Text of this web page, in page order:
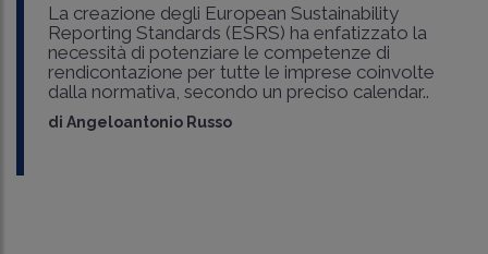
La creazione degli European Sustainability
Reporting Standards (ESRS) ha enfatizzato la
necessità di potenziare le competenze di
rendicontazione per tutte le imprese coinvolte
dalla normativa, secondo un preciso calendar..
di Angeloantonio Russo